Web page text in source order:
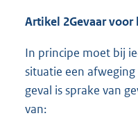
Artikel 2Gevaar voor
In principe moet bij
situatie een
geval is sprake van
van: